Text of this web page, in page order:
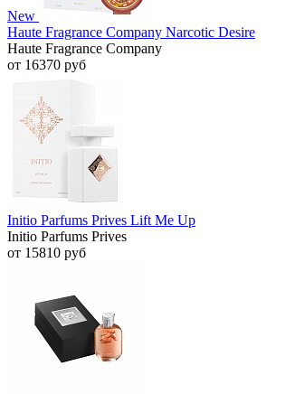
New
Haute Fragrance Company Narcotic Desire
Haute Fragrance Company
от 16370 руб
Initio Parfums Prives Lift Me Up
Initio Parfums Prives
от 15810 руб